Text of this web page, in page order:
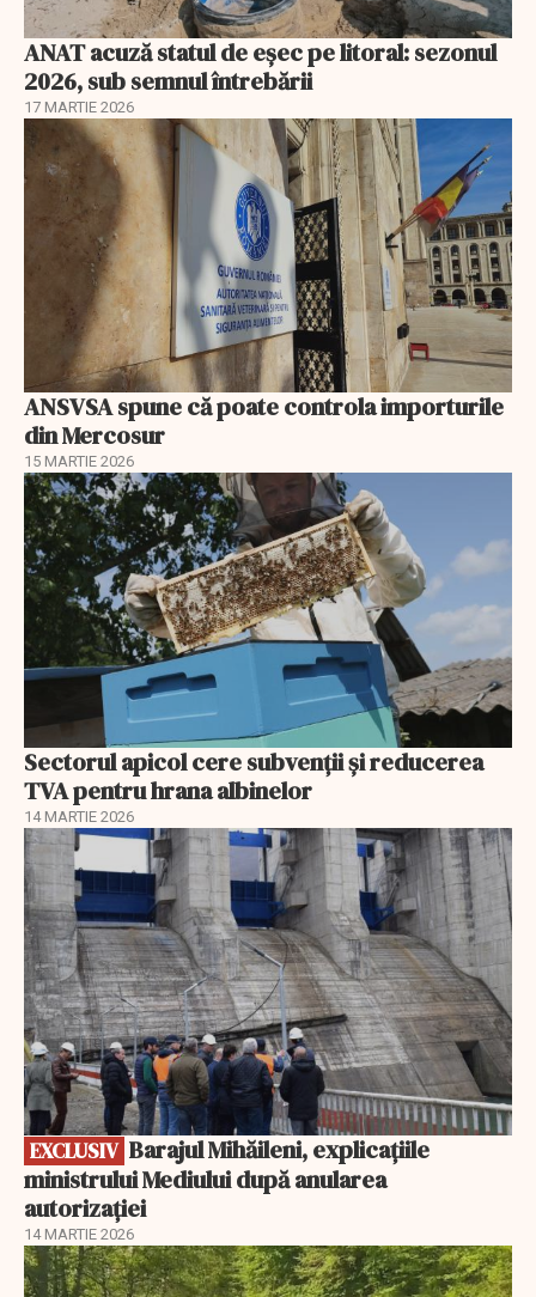
ANAT acuză statul de eșec pe litoral: sezonul
2026, sub semnul întrebării
17 MARTIE 2026
ANSVSA spune că poate controla importurile
din Mercosur
15 MARTIE 2026
Sectorul apicol cere subvenții și reducerea
TVA pentru hrana albinelor
14 MARTIE 2026
EXCLUSIV
EXCLUSIV
ministrului Mediului după anularea
autorizației
14 MARTIE 2026
EXCLUSIV